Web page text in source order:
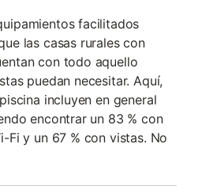
facilitados
las casas rurales con
con todo aquello
puedan necesitar. Aquí,
incluyen en general
encontrar un 83 % con
Fi y un 67 % con vistas. No